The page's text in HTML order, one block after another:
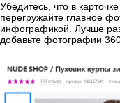
Убедитесь, что в
перегружайте главное
инфографикой. Лучше
добавьте фотографии